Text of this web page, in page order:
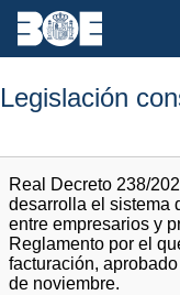
Legislación
Real Decreto 238/
desarrolla el sistema
entre empresarios y
Reglamento por el
facturación,
de noviembre.